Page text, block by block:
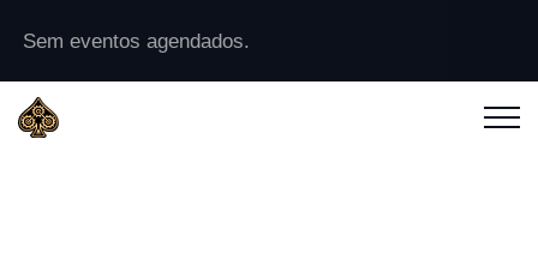
Sem eventos agendados.